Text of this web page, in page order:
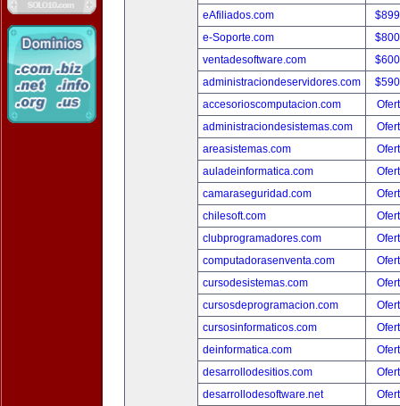
eAfiliados.com
e-Soporte.com
ventadesoftware.com
administraciondeservidores.com
accesorioscomputacion.com
administraciondesistemas.com
areasistemas.com
auladeinformatica.com
camaraseguridad.com
chilesoft.com
clubprogramadores.com
computadorasenventa.com
cursodesistemas.com
cursosdeprogramacion.com
cursosinformaticos.com
deinformatica.com
desarrollodesitios.com
desarrollodesoftware.net